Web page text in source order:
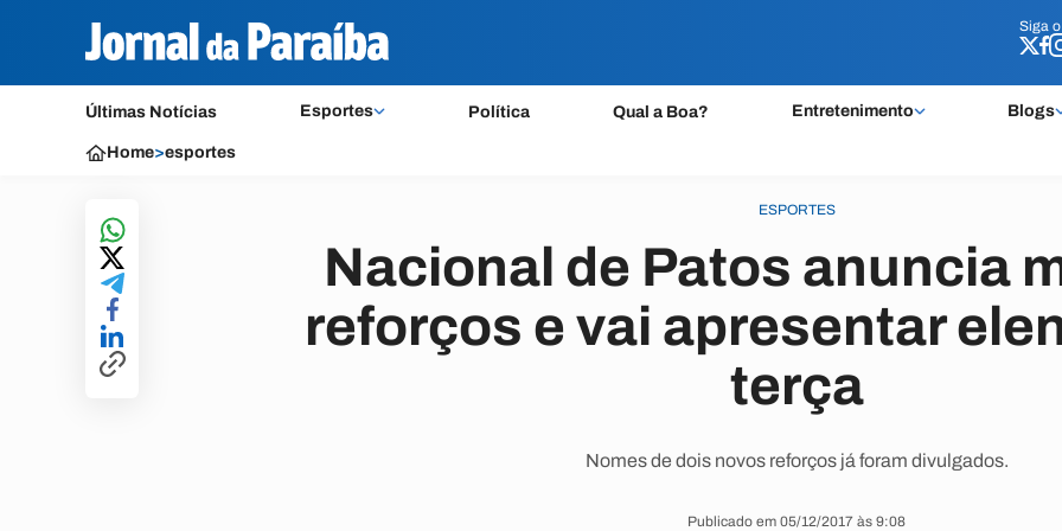
Siga o
Últimas Notícias Esportes Política Qual a Boa? Entretenimento Blogs
Siga o
Home>esportes
ESPORTES
Nacional de Patos anuncia
reforços e vai apresentar
terça
Nomes de dois novos reforços já foram divulgados.
Publicado em 05/12/2017 às 9:08